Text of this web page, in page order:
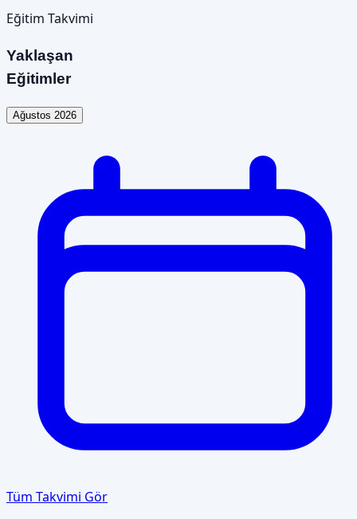
Eğitim Takvimi
Yaklaşan
Eğitimler
Ağustos 2026
Tüm Takvimi Gör